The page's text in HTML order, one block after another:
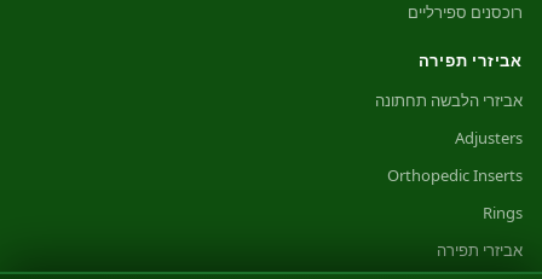
רוכסנים ספירליים
אביזרי תפירה
אביזרי הלבשה תחתונה
Adjusters
Orthopedic Inserts
Rings
אביזרי תפירה